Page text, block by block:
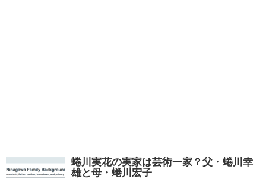
蜷川実花の実家は芸術一家？父・蜷川幸
雄と母・蜷川宏子